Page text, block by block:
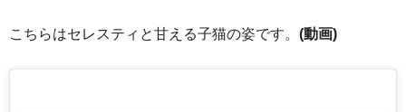
こちらはセレスティと甘える子猫の姿です。 (動画)